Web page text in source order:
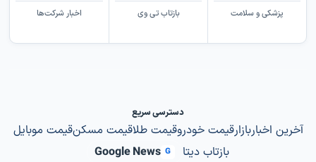
پزشکی و سلامت
بازتاب تی وی
اخبار شرکت‌ها
دسترسی سریع
آخرین اخباربازارقیمت خودروقیمت طلاقیمت مسکنقیمت موبایل
بازتاب دیتا
G
Google News